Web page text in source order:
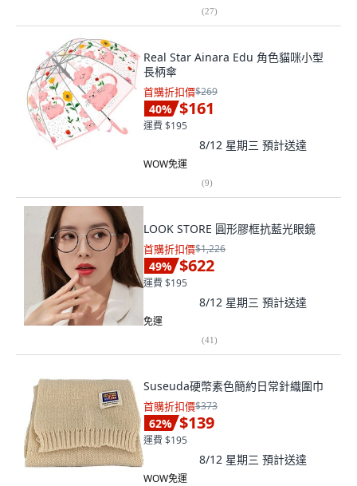
(27)
Real Star Ainara Edu 角色貓咪小型
長柄傘
首購折扣價$269
40% $161
運費 $195
8/12 星期三 預計送達
WOW免運
(9)
LOOK STORE 圓形膠框抗藍光眼鏡
首購折扣價$1,226
49% $622
運費 $195
8/12 星期三 預計送達
免運
(41)
Suseuda硬幣素色簡約日常針織圍巾
首購折扣價$373
62% $139
運費 $195
8/12 星期三 預計送達
WOW免運